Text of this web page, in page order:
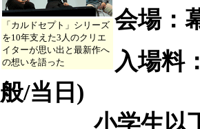
「カルドセプト」シリーズ
を10年支えた3人のクリエ
イターが思い出と最新作へ
の想いを語った
会場：
入場料
般/当日)
小学生以下